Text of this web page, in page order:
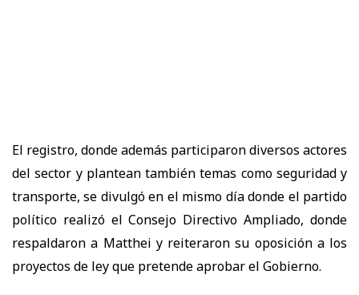
El registro, donde además participaron diversos actores
del sector y plantean también temas como seguridad y
transporte, se divulgó en el mismo día donde el partido
político realizó el Consejo Directivo Ampliado, donde
respaldaron a Matthei y reiteraron su oposición a los
proyectos de ley que pretende aprobar el Gobierno.